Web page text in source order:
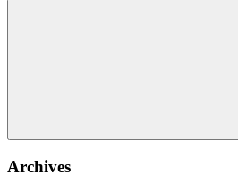
Search
Archives